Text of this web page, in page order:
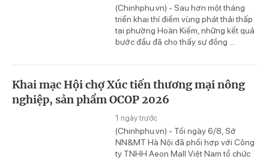
(Chinhphu.vn) - Sau hơn một tháng
triển khai thí điểm vùng phát thải thấp
tại phường Hoàn Kiếm, những kết quả
bước đầu đã cho thấy sự đồng ...
Khai mạc Hội chợ Xúc tiến thương mại nông
nghiệp, sản phẩm OCOP 2026
1 ngày trước
(Chinhphu.vn) - Tối ngày 6/8, Sở
NN&MT Hà Nội đã phối hợp với Công
ty TNHH Aeon Mall Việt Nam tổ chức